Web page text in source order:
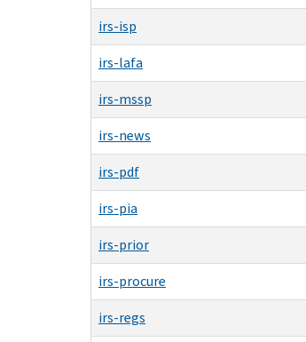
irs-isp
irs-lafa
irs-mssp
irs-news
irs-pdf
irs-pia
irs-prior
irs-procure
irs-regs